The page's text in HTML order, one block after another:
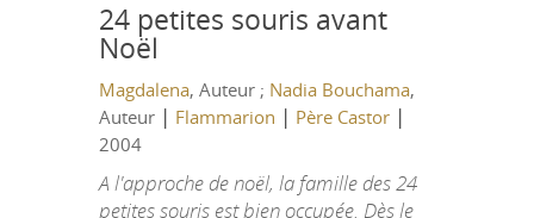
24 petites souris avant
Noël
Magdalena, Auteur ; Nadia Bouchama,
Auteur | Flammarion | Père Castor|
2004
A l'approche de noël, la famille des 24
petites souris est bien occupée. Dès le